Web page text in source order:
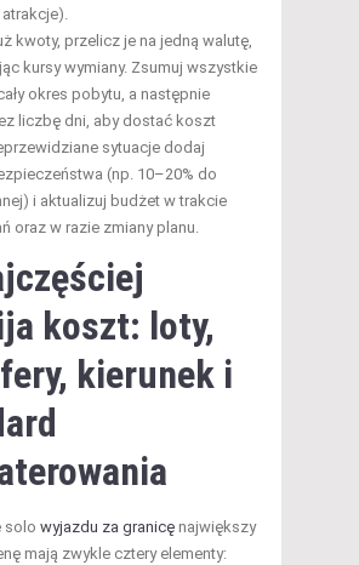
kwoty, przelicz je na jedną walutę,
kursy wymiany. Zsumuj wszystkie
okres pobytu, a następnie
liczbę dni, aby dostać koszt
sytuacje dodaj
(np. 10–20% do
i aktualizuj budżet w trakcie
oraz w razie zmiany planu.
koszt: loty,
kierunek i
solo wyjazdu za granicę największy
mają zwykle cztery elementy: